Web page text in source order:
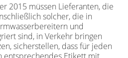
2015 müssen Lieferanten, die
solcher, die in
und
sind, in Verkehr bringen
sicherstellen, dass für jeden